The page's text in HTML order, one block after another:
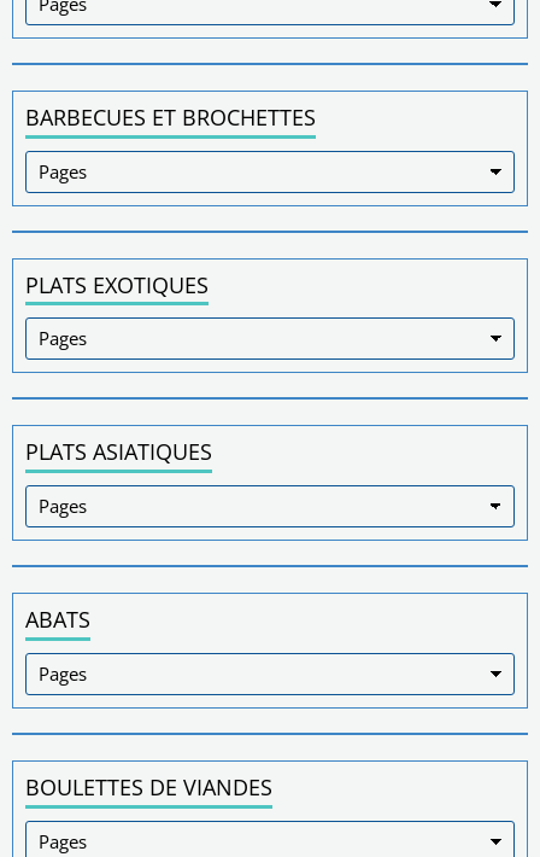
BARBECUES ET BROCHETTES
PLATS EXOTIQUES
PLATS ASIATIQUES
ABATS
BOULETTES DE VIANDES